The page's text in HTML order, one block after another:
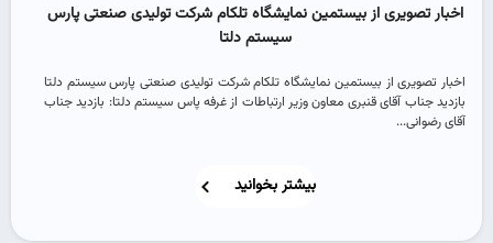
اخبار تصویری از بیستمین نمایشگاه تلکام شرکت تولیدی صنعتی پارس
سیستم دلتا
اخبار تصویری از بیستمین نمایشگاه تلکام شرکت تولیدی صنعتی پارس سیستم دلتا
بازدید جناب آقای قنبری معاون وزیر ارتباطات از غرفه پاس سیستم دلتا: بازدید جناب
آقای رضوانی...
بیشتر بخوانید